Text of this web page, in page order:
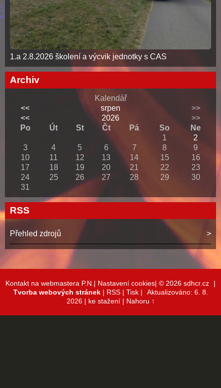
1.a 2.8.2026 školení a výcvik jednotky s CAS
Archiv
Kalendář
<<
srpen
>>
<<
2026
>>
Po
Út St Čt Pá So
Ne
1
2
3
4 5 6 7 8
9
10
11 12 13 14 15
16
17
18 19 20 21 22
23
24
25 26 27 28 29
30
31
RSS
Přehled zdrojů
Kontakt na webmastera P.N.| Nastavení cookies| © 2026 sdhcr.cz
|
Tvorba webových stránek| RSS| Tisk|
Aktualizováno: 6. 8.
2026 | ke stažení | Nahoru ↑